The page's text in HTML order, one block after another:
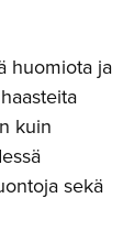
huomiota ja
kuin
sekä